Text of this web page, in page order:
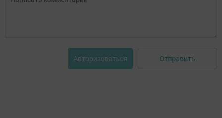
Авторизоваться Отправить